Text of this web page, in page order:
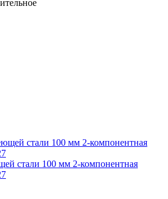
стали 100 мм 2-компонентная